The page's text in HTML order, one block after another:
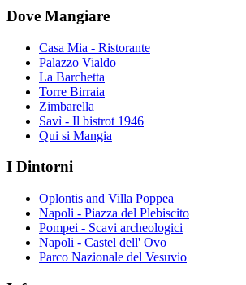
Dove Mangiare
Casa Mia - Ristorante
Palazzo Vialdo
La Barchetta
Torre Birraia
Zimbarella
Savì - Il bistrot 1946
Qui si Mangia
I Dintorni
Oplontis and Villa Poppea
Napoli - Piazza del Plebiscito
Pompei - Scavi archeologici
Napoli - Castel dell' Ovo
Parco Nazionale del Vesuvio